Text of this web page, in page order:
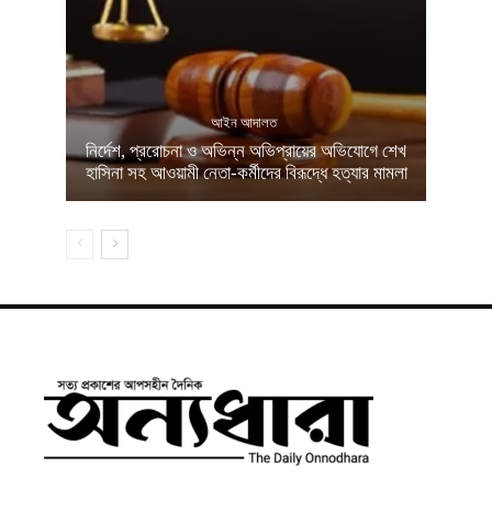
আইন আদালত
নির্দেশ, প্ররোচনা ও অভিন্ন অভিপ্রায়ের অভিযোগে শেখ
হাসিনা সহ আওয়ামী নেতা-কর্মীদের বিরূদ্ধে হত্যার মামলা